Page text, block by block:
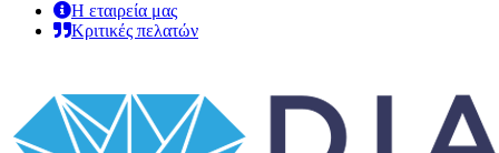
Η εταιρεία μας
Κριτικές πελατών